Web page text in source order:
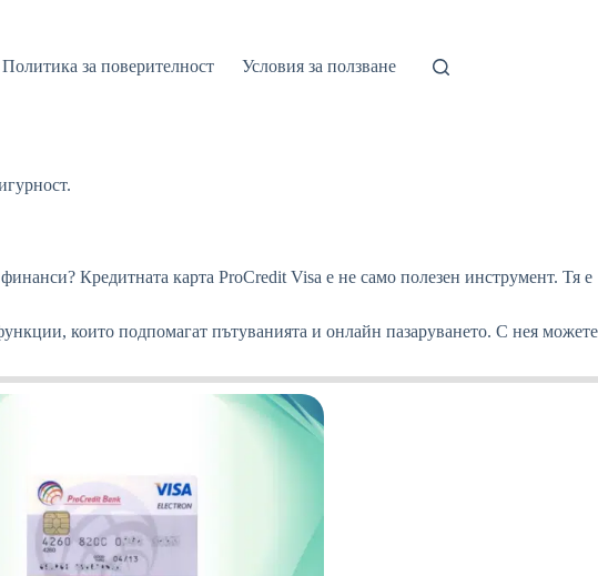
Политика за поверителност Условия за ползване
Кредитната карта ProCredit Visa е не само полезен инструмент. Тя е
които подпомагат пътуванията и онлайн пазаруването. С нея можете